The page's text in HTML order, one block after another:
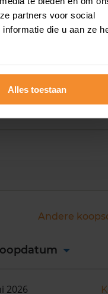
partners voor social
die u aan ze
Alles toestaan
+
Andere
2026